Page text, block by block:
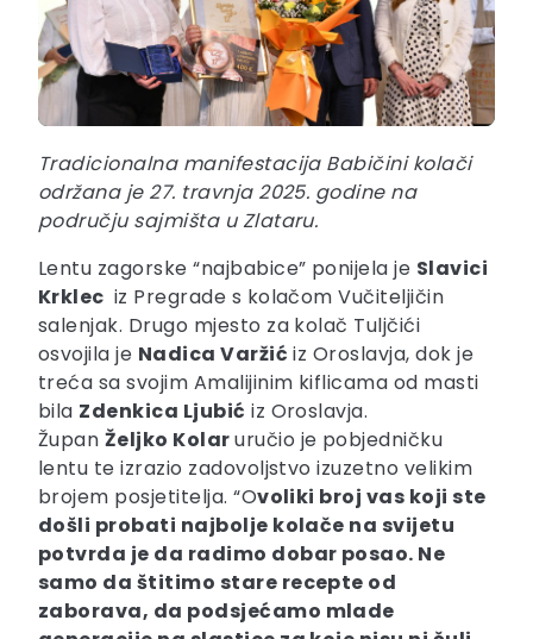
Tradicionalna manifestacija Babičini kolači
održana je 27. travnja 2025. godine na
području sajmišta u Zlataru.
Lentu zagorske “najbabice” ponijela je Slavici
Krklec iz Pregrade s kolačom Vučiteljičin
salenjak. Drugo mjesto za kolač Tuljčići
osvojila je Nadica Varžić iz Oroslavja, dok je
treća sa svojim Amalijinim kiflicama od masti
bila Zdenkica Ljubić iz Oroslavja.
Župan Željko Kolaruručio je pobjedničku
lentu te izrazio zadovoljstvo izuzetno velikim
brojem posjetitelja. “Ovoliki broj vas koji ste
došli probati najbolje kolače na svijetu
potvrda je da radimo dobar posao. Ne
samo da štitimo stare recepte od
zaborava, da podsjećamo mlade